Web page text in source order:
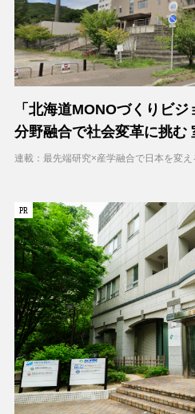
「北海道MONOづくりビ
分野融合で社会変革に挑む
ティブコラボレーションセ
連載：最先端研究×産学融合で日本を変
PR
PR